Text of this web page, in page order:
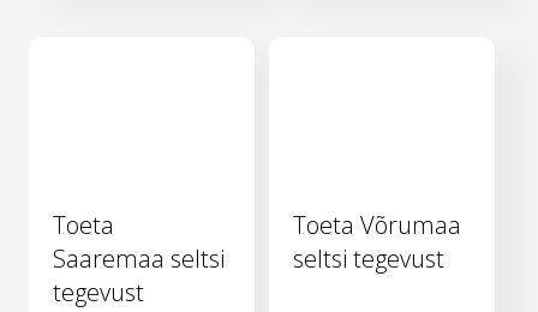
Toeta
Saaremaa seltsi
tegevust
Toeta Võrumaa
seltsi tegevust